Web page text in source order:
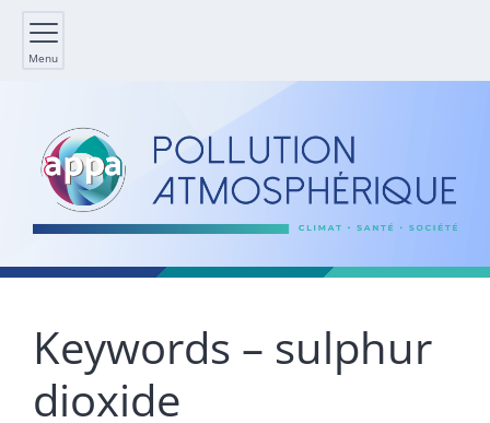
Menu
Keywords – sulphur
dioxide